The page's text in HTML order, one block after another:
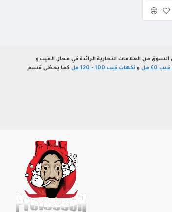
السوق من العلامات التجارية الرائدة في مجال الفيب و
60 مل و نكهات فيب 100 - 120 مل
كما يحظى قسم